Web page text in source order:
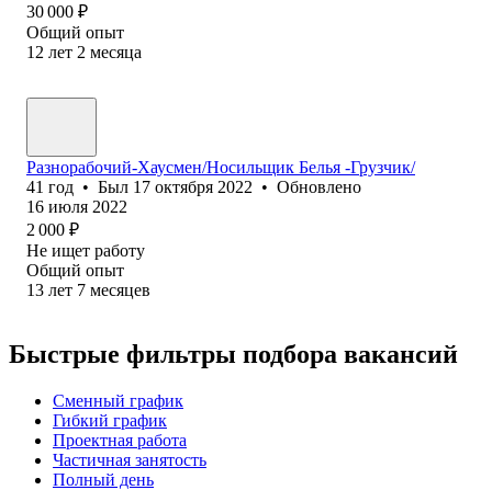
30 000 ₽
Общий опыт
12 лет 2 месяца
Разнорабочий-Хаусмен/Носильщик Белья -Грузчик/
41 год • Был 17 октября 2022 • Обновлено
16 июля 2022
2 000 ₽
Не ищет работу
Общий опыт
13 лет 7 месяцев
Быстрые фильтры подбора вакансий
Сменный график
Гибкий график
Проектная работа
Частичная занятость
Полный день